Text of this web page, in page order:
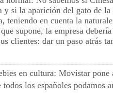
y si la aparición del gato de la
teniendo en cuenta la
supone, la empresa
clientes: dar un paso atrás
en cultura: Movistar pone
los españoles podamos